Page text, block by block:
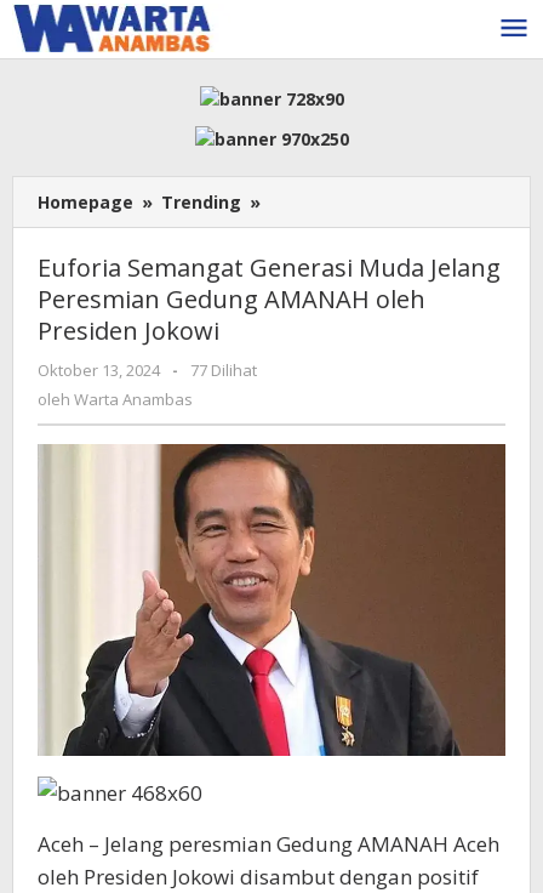
Lewati
ke
konten
Homepage » Trending »
Semangat
Muda
Jelang
Presiden
Jokowi
Euforia Semangat Generasi Muda Jelang
Peresmian Gedung AMANAH oleh
Presiden Jokowi
Oktober 13, 2024
oleh
-
77 Dilihat
oleh Warta Anambas
Aceh – Jelang peresmian Gedung AMANAH Aceh
oleh Presiden Jokowi disambut dengan positif